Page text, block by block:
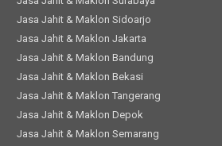
Jasa Jahit & Maklon Sidoarjo
Jasa Jahit & Maklon Jakarta
Jasa Jahit & Maklon Bandung
Jasa Jahit & Maklon Bekasi
Jasa Jahit & Maklon Tangerang
Jasa Jahit & Maklon Depok
Jasa Jahit & Maklon Semarang